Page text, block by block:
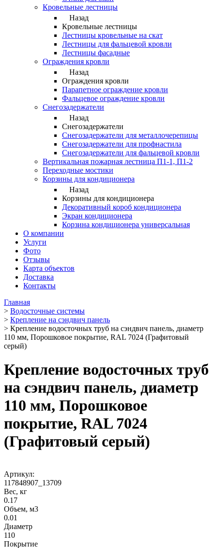
Кровельные лестницы
Назад
Кровельные лестницы
Лестницы кровельные на скат
Лестницы для фальцевой кровли
Лестницы фасадные
Ограждения кровли
Назад
Ограждения кровли
Парапетное ограждение кровли
Фальцевое ограждение кровли
Снегозадержатели
Назад
Снегозадержатели
Снегозадержатели для металлочерепицы
Снегозадержатели для профнастила
Снегозадержатели для фальцевой кровли
Вертикальная пожарная лестница П1-1, П1-2
Переходные мостики
Корзины для кондиционера
Назад
Корзины для кондиционера
Декоративный короб кондиционера
Экран кондиционера
Корзина кондиционера универсальная
О компании
Услуги
Фото
Отзывы
Карта объектов
Доставка
Контакты
Главная
> Водосточные системы
> Крепление на сэндвич панель
> Крепление водосточных труб на сэндвич панель, диаметр
110 мм, Порошковое покрытие, RAL 7024 (Графитовый
серый)
Крепление водосточных труб
на сэндвич панель, диаметр
110 мм, Порошковое
покрытие, RAL 7024
(Графитовый серый)
Артикул:
117848907_13709
Вес, кг
0.17
Объем, м3
0.01
Диаметр
110
Покрытие